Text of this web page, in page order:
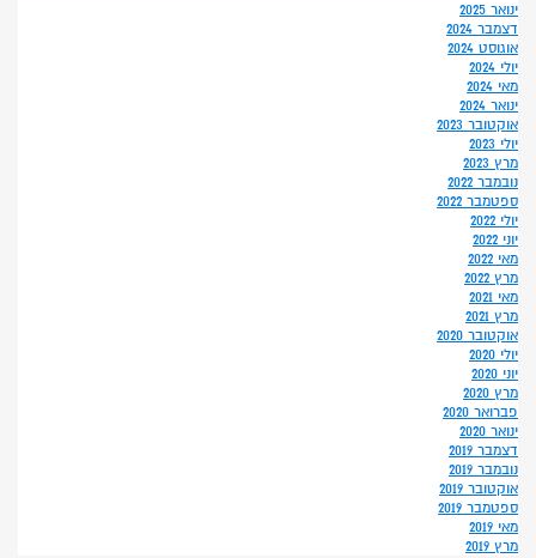
ינואר 2025
דצמבר 2024
אוגוסט 2024
יולי 2024
מאי 2024
ינואר 2024
אוקטובר 2023
יולי 2023
מרץ 2023
נובמבר 2022
ספטמבר 2022
יולי 2022
יוני 2022
מאי 2022
מרץ 2022
מאי 2021
מרץ 2021
אוקטובר 2020
יולי 2020
יוני 2020
מרץ 2020
פברואר 2020
ינואר 2020
דצמבר 2019
נובמבר 2019
אוקטובר 2019
ספטמבר 2019
מאי 2019
מרץ 2019